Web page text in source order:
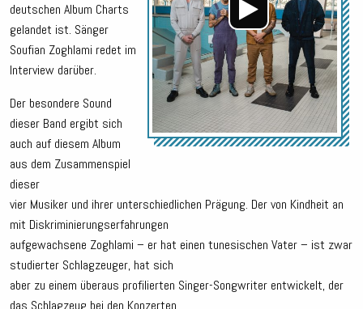
deutschen Album Charts
gelandet ist. Sänger
Soufian Zoghlami redet im
Interview darüber.
Der besondere Sound
dieser Band ergibt sich
auch auf diesem Album
aus dem Zusammenspiel
dieser
vier Musiker und ihrer unterschiedlichen Prägung. Der von Kindheit an
mit Diskriminierungserfahrungen
aufgewachsene Zoghlami – er hat einen tunesischen Vater – ist zwar
studierter Schlagzeuger, hat sich
aber zu einem überaus profilierten Singer-Songwriter entwickelt, der
das Schlagzeug bei den Konzerten